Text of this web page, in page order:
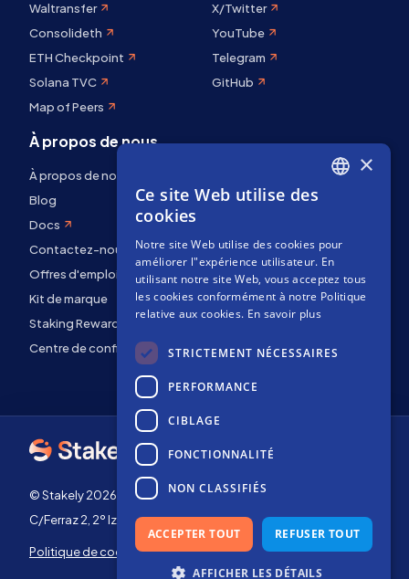
Waltransfer
Consolideth
ETH Checkpoint
Solana TVC
Map of Peers
X/Twitter
YouTube
Telegram
GitHub
À propos de nous
À propos de nous
Blog
Docs
Contactez-nous
Offres d'emploi
Kit de marque
Staking Rewards
Centre de confidentialité
© Stakely 2026 | Stakely, S.L. | NIF B72551682
C/Ferraz 2, 2º Izq, 28008, Madrid, Espagne
Politique de cookies
Conditions générales
d'utilisation
FRENCH
×
Ce site Web utilise des
cookies
Notre site Web utilise des cookies pour
améliorer l"expérience utilisateur. En
utilisant notre site Web, vous acceptez tous
les cookies conformément à notre Politique
relative aux cookies. En savoir plus
STRICTEMENT NÉCESSAIRES
PERFORMANCE
CIBLAGE
FONCTIONNALITÉ
NON CLASSIFIÉS
ACCEPTER TOUT REFUSER TOUT
AFFICHER LES DÉTAILS